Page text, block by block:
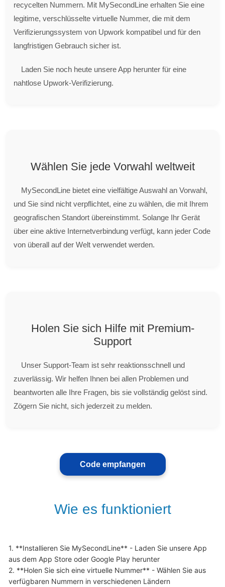
recycelten Nummern. Mit MySecondLine erhalten Sie eine
legitime, verschlüsselte virtuelle Nummer, die mit dem
Verifizierungssystem von Upwork kompatibel und für den
langfristigen Gebrauch sicher ist.
Laden Sie noch heute unsere App herunter für eine
nahtlose Upwork-Verifizierung.
Wählen Sie jede Vorwahl weltweit
MySecondLine bietet eine vielfältige Auswahl an Vorwahl,
und Sie sind nicht verpflichtet, eine zu wählen, die mit Ihrem
geografischen Standort übereinstimmt. Solange Ihr Gerät
über eine aktive Internetverbindung verfügt, kann jeder Code
von überall auf der Welt verwendet werden.
Holen Sie sich Hilfe mit Premium-
Support
Unser Support-Team ist sehr reaktionsschnell und
zuverlässig. Wir helfen Ihnen bei allen Problemen und
beantworten alle Ihre Fragen, bis sie vollständig gelöst sind.
Zögern Sie nicht, sich jederzeit zu melden.
Code empfangen
Wie es funktioniert
1. **Installieren Sie MySecondLine** - Laden Sie unsere App
aus dem App Store oder Google Play herunter
2. **Holen Sie sich eine virtuelle Nummer** - Wählen Sie aus
verfügbaren Nummern in verschiedenen Ländern